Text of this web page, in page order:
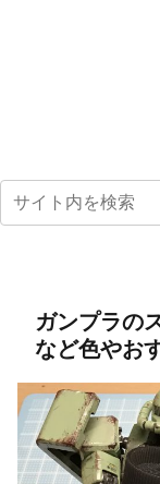
ガンプラの
など色やお